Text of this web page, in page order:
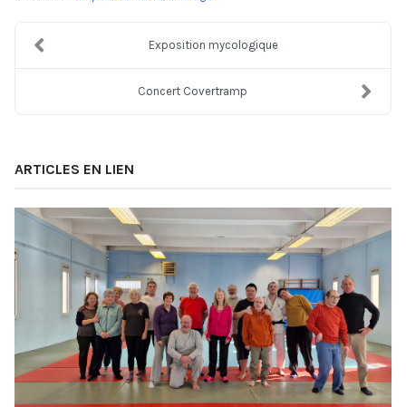
Exposition mycologique
Concert Covertramp
ARTICLES EN LIEN